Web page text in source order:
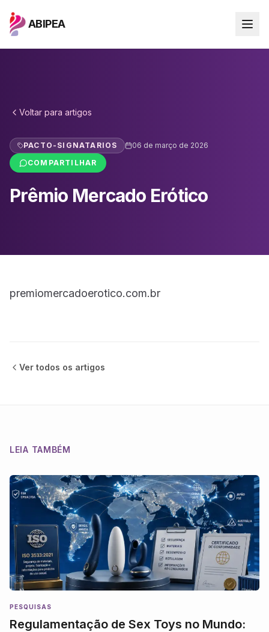
ABIPEA
Voltar para artigos
PACTO-SIGNATARIOS
06 de março de 2026
COMPARTILHAR
Prêmio Mercado Erótico
premiomercadoerotico.com.br
Ver todos os artigos
LEIA TAMBÉM
PESQUISAS
Regulamentação de Sex Toys no Mundo: